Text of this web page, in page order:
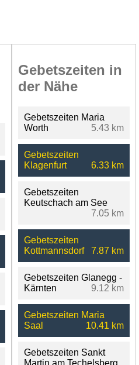
Gebetszeiten in
der Nähe
Gebetszeiten Maria
Worth
5.43 km
Gebetszeiten
Klagenfurt
6.33 km
Gebetszeiten
Keutschach am See
7.05 km
Gebetszeiten
Kottmannsdorf
7.87 km
Gebetszeiten Glanegg -
Kärnten
9.12 km
Gebetszeiten Maria
Saal
10.41 km
Gebetszeiten Sankt